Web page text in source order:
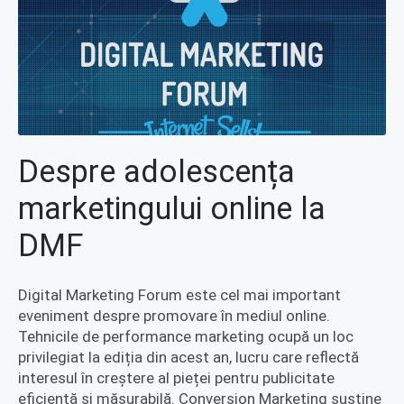
Despre adolescența
marketingului online la
DMF
Digital Marketing Forum este cel mai important
eveniment despre promovare în mediul online.
Tehnicile de performance marketing ocupă un loc
privilegiat la ediția din acest an, lucru care reflectă
interesul în creștere al pieței pentru publicitate
eficientă și măsurabilă. Conversion Marketing susține